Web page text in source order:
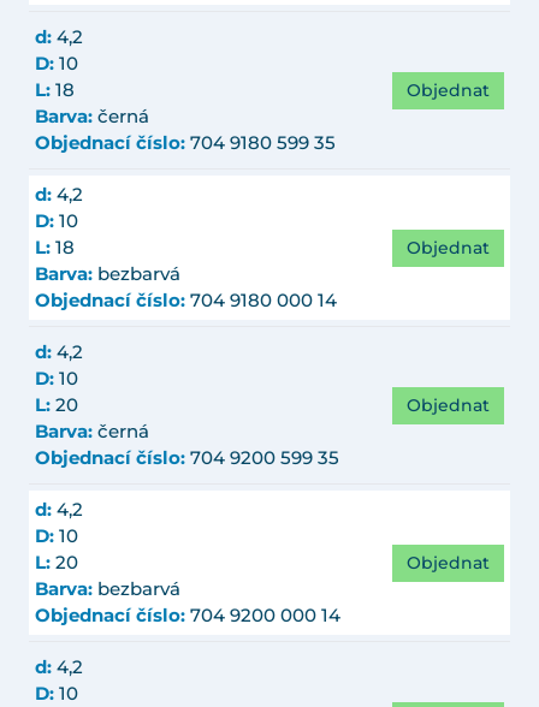
d: 4,2
D: 10
L: 18
Barva: černá
Objednací číslo: 704 9180 599 35
Objednat
d: 4,2
D: 10
L: 18
Barva: bezbarvá
Objednací číslo: 704 9180 000 14
Objednat
d: 4,2
D: 10
L: 20
Barva: černá
Objednací číslo: 704 9200 599 35
Objednat
d: 4,2
D: 10
L: 20
Barva: bezbarvá
Objednací číslo: 704 9200 000 14
Objednat
d: 4,2
D: 10